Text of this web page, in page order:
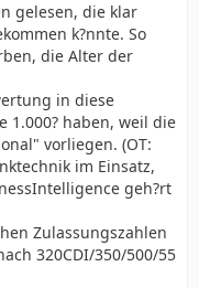
gelesen, die klar
k?nnte. So
die Alter der
in diese
1.000? haben, weil die
vorliegen. (OT:
im Einsatz,
geh?rt
Zulassungszahlen
320CDI/350/500/55